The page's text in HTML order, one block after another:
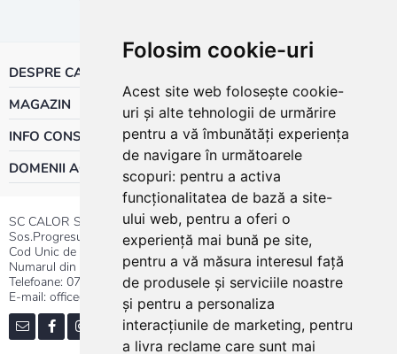
Folosim cookie-uri
Acest site web folosește cookie-
uri și alte tehnologii de urmărire
pentru a vă îmbunătăți experiența
de navigare în următoarele
scopuri: pentru a activa
funcționalitatea de bază a site-
ului web, pentru a oferi o
experiență mai bună pe site,
pentru a vă măsura interesul față
de produsele și serviciile noastre
și pentru a personaliza
interacțiunile de marketing, pentru
a livra reclame care sunt mai
DESPRE CALOR
MAGAZIN
INFO CONSUMATOR
DOMENII ACTIVITATE
SC CALOR SRL
Sos.Progresului nr.30-40, Sector 5, Bucuresti
Cod Unic de Inregistrare: RO 3004724
Numarul din Registrul Comertului:J40/13176/1991
Telefoane: 0737.23.44.44|021.411.44.44
E-mail: office@calor.ro